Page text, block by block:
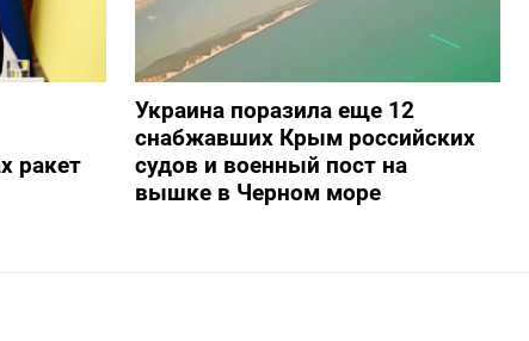
ракет
Украина поразила еще 12
снабжавших Крым российских
судов и военный пост на
вышке в Черном море